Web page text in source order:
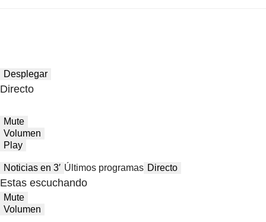
Desplegar
Directo
Mute
Volumen
Play
Noticias en 3′ Últimos programas Directo
Estas escuchando
Mute
Volumen